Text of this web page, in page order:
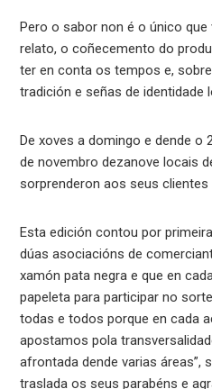
Pero o sabor non é o único
relato, o coñecemento do
ter en conta os tempos e,
tradición e señas de identidade
De xoves a domingo e dende o
de novembro dezanove locais
sorprenderon aos seus
Esta edición contou por
dúas asociacións de
xamón pata negra e que en
papeleta para participar no
todas e todos porque en cada
apostamos pola
afrontada dende varias áreas”,
traslada os seus parabéns e